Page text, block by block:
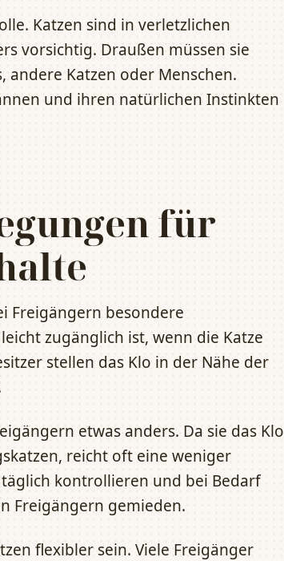
Katzen sind in verletzlichen
vorsichtig. Draußen müssen sie
andere Katzen oder Menschen.
und ihren natürlichen Instinkten
für
Freigängern besondere
zugänglich ist, wenn die Katze
stellen das Klo in der Nähe der
etwas anders. Da sie das Klo
reicht oft eine weniger
kontrollieren und bei Bedarf
Freigängern gemieden.
flexibler sein. Viele Freigänger